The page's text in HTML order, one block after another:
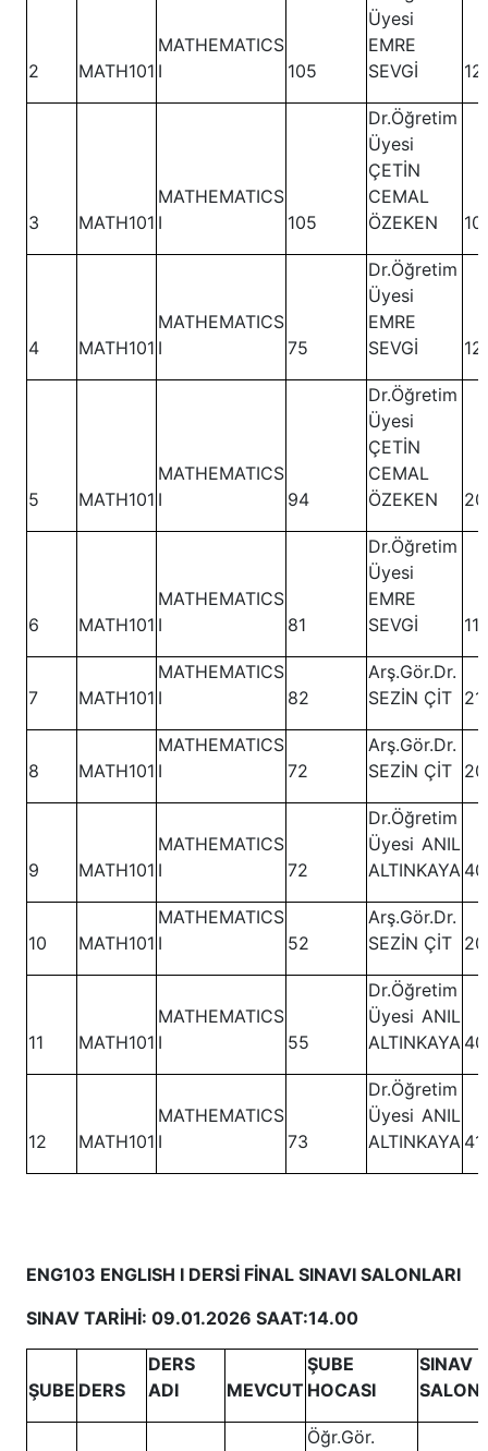
2 MATH101
MATHEMATICS
I
105
Üyesi
EMRE
SEVGİ
3 MATH101
MATHEMATICS
I
105
Dr.Öğretim
Üyesi
ÇETİN
CEMAL
ÖZEKEN
4 MATH101
MATHEMATICS
I
75
Dr.Öğretim
Üyesi
EMRE
SEVGİ
5 MATH101
MATHEMATICS
I
94
Dr.Öğretim
Üyesi
ÇETİN
CEMAL
ÖZEKEN
6 MATH101
MATHEMATICS
I
81
Dr.Öğretim
Üyesi
EMRE
SEVGİ
7 MATH101
MATHEMATICS
I
82
Arş.Gör.Dr.
SEZİN ÇİT
8 MATH101
MATHEMATICS
I
72
Arş.Gör.Dr.
SEZİN ÇİT
9 MATH101
MATHEMATICS
I
72
Dr.Öğretim
Üyesi ANIL
ALTINKAYA
10 MATH101
MATHEMATICS
I
52
Arş.Gör.Dr.
SEZİN ÇİT
11 MATH101
MATHEMATICS
I
55
Dr.Öğretim
Üyesi ANIL
ALTINKAYA
12 MATH101
MATHEMATICS
I
73
Dr.Öğretim
Üyesi ANIL
ALTINKAYA
ENG103 ENGLISH I DERSİ FİNAL SINAVI SALONLARI
SINAV TARİHİ: 09.01.2026 SAAT:14.00
ŞUBE DERS
DERS
ADI
MEVCUT
ŞUBE
HOCASI
SINAV
Öğr.Gör.